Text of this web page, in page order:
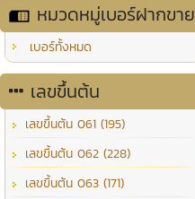
หมวดหมู่เบอร์ฝากขาย
เบอร์ทั้งหมด
เลขขึ้นต้น
เลขขึ้นต้น 061 (195)
เลขขึ้นต้น 062 (228)
เลขขึ้นต้น 063 (171)